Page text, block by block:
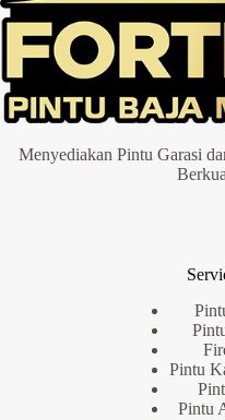
Menyediakan Pintu Garasi
Pintu
Pintu